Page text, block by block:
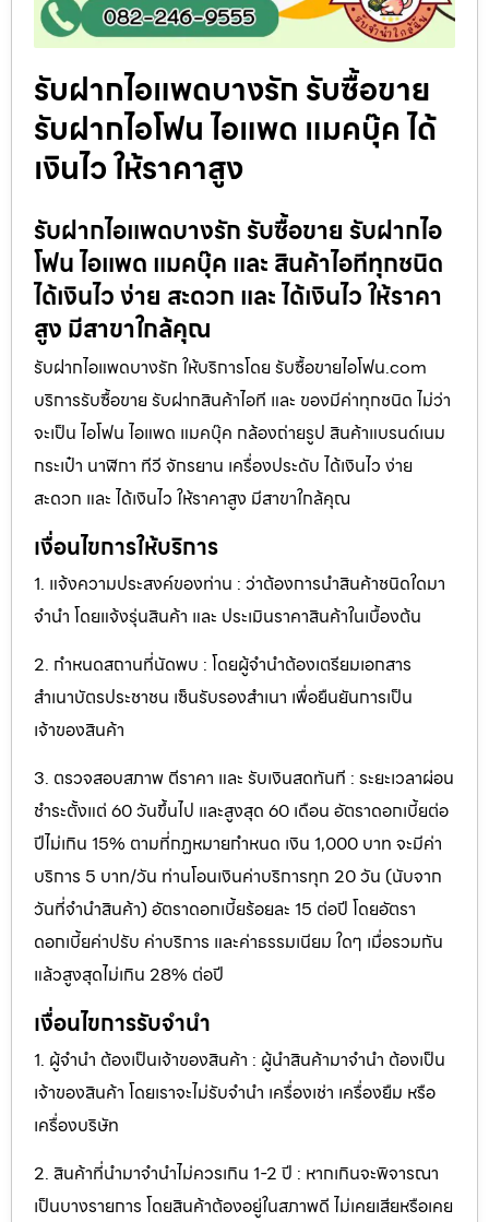
รับฝากไอแพดบางรัก รับซื้อขาย
รับฝากไอโฟน ไอแพด แมคบุ๊ค ได้
เงินไว ให้ราคาสูง
รับฝากไอแพดบางรัก รับซื้อขาย รับฝากไอ
โฟน ไอแพด แมคบุ๊ค และ สินค้าไอทีทุกชนิด
ได้เงินไว ง่าย สะดวก และ ได้เงินไว ให้ราคา
สูง มีสาขาใกล้คุณ
รับฝากไอแพดบางรัก ให้บริการโดย รับซื้อขายไอโฟน.com
บริการรับซื้อขาย รับฝากสินค้าไอที และ ของมีค่าทุกชนิด ไม่ว่า
จะเป็น ไอโฟน ไอแพด แมคบุ๊ค กล้องถ่ายรูป สินค้าแบรนด์เนม
กระเป๋า นาฬิกา ทีวี จักรยาน เครื่องประดับ ได้เงินไว ง่าย
สะดวก และ ได้เงินไว ให้ราคาสูง มีสาขาใกล้คุณ
เงื่อนไขการให้บริการ
1. แจ้งความประสงค์ของท่าน : ว่าต้องการนำสินค้าชนิดใดมา
จำนำ โดยแจ้งรุ่นสินค้า และ ประเมินราคาสินค้าในเบื้องต้น
2. กำหนดสถานที่นัดพบ : โดยผู้จำนำต้องเตรียมเอกสาร
สำเนาบัตรประชาชน เซ็นรับรองสำเนา เพื่อยืนยันการเป็น
เจ้าของสินค้า
3. ตรวจสอบสภาพ ตีราคา และ รับเงินสดทันที : ระยะเวลาผ่อน
ชำระตั้งแต่ 60 วันขึ้นไป และสูงสุด 60 เดือน อัตราดอกเบี้ยต่อ
ปีไม่เกิน 15% ตามที่กฏหมายกำหนด เงิน 1,000 บาท จะมีค่า
บริการ 5 บาท/วัน ท่านโอนเงินค่าบริการทุก 20 วัน (นับจาก
วันที่จำนำสินค้า) อัตราดอกเบี้ยร้อยละ 15 ต่อปี โดยอัตรา
ดอกเบี้ยค่าปรับ ค่าบริการ และค่าธรรมเนียม ใดๆ เมื่อรวมกัน
แล้วสูงสุดไม่เกิน 28% ต่อปี
เงื่อนไขการรับจำนำ
1. ผู้จำนำ ต้องเป็นเจ้าของสินค้า : ผู้นำสินค้ามาจำนำ ต้องเป็น
เจ้าของสินค้า โดยเราจะไม่รับจำนำ เครื่องเช่า เครื่องยืม หรือ
เครื่องบริษัท
2. สินค้าที่นำมาจำนำไม่ควรเกิน 1-2 ปี : หากเกินจะพิจารณา
เป็นบางรายการ โดยสินค้าต้องอยู่ในสภาพดี ไม่เคยเสียหรือเคย